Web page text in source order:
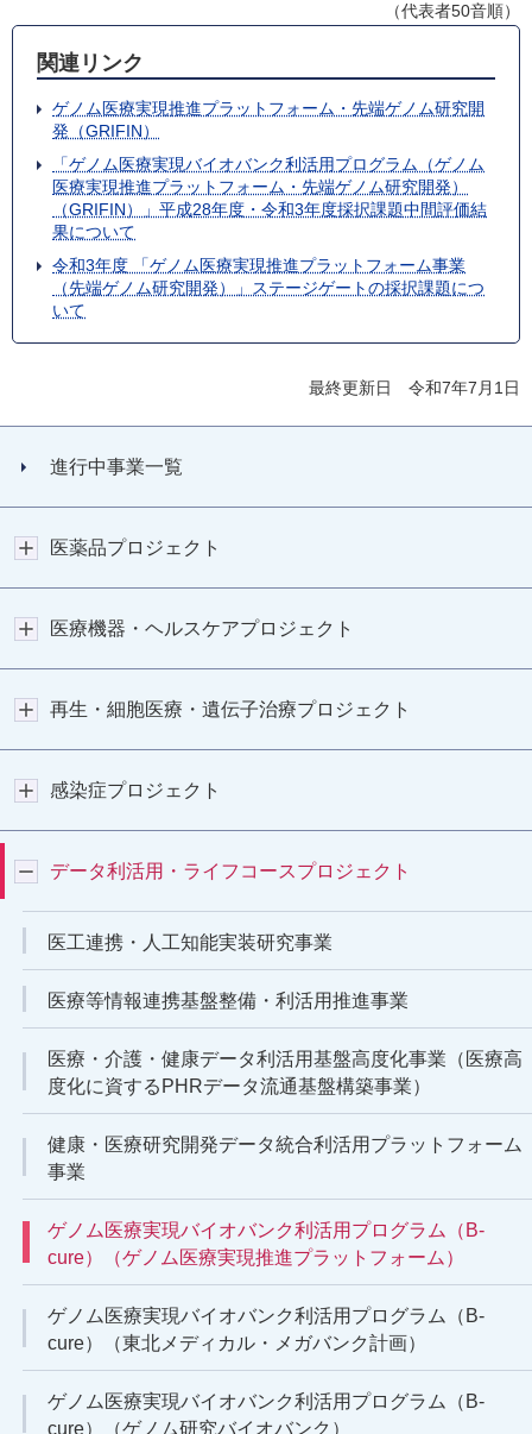
（代表者50音順）
関連リンク
ゲノム医療実現推進プラットフォーム・先端ゲノム研究開
発（GRIFIN）
「ゲノム医療実現バイオバンク利活用プログラム（ゲノム
医療実現推進プラットフォーム・先端ゲノム研究開発）
（GRIFIN）」平成28年度・令和3年度採択課題中間評価結
果について
令和3年度 「ゲノム医療実現推進プラットフォーム事業
（先端ゲノム研究開発）」ステージゲートの採択課題につ
いて
最終更新日 令和7年7月1日
進行中事業一覧
医薬品プロジェクト
医療機器・ヘルスケアプロジェクト
再生・細胞医療・遺伝子治療プロジェクト
感染症プロジェクト
データ利活用・ライフコースプロジェクト
医工連携・人工知能実装研究事業
医療等情報連携基盤整備・利活用推進事業
医療・介護・健康データ利活用基盤高度化事業（医療高
度化に資するPHRデータ流通基盤構築事業）
健康・医療研究開発データ統合利活用プラットフォーム
事業
ゲノム医療実現バイオバンク利活用プログラム（B-
cure）（ゲノム医療実現推進プラットフォーム）
ゲノム医療実現バイオバンク利活用プログラム（B-
cure）（東北メディカル・メガバンク計画）
ゲノム医療実現バイオバンク利活用プログラム（B-
cure）（ゲノム研究バイオバンク）